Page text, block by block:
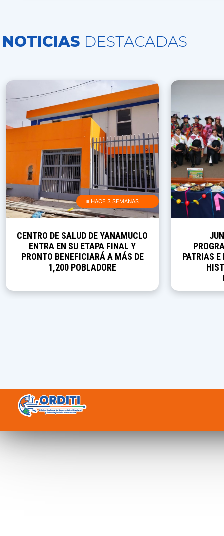
NOTICIAS DESTACADAS
≡ HACE 3 SEMANAS
CENTRO DE SALUD DE YANAMUCLO
ENTRA EN SU ETAPA FINAL Y
PRONTO BENEFICIARÁ A MÁS DE
1,200 POBLADORE
PATRIAS